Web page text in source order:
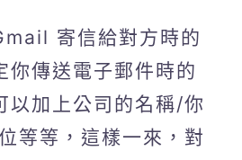
寄信給對方時的
你傳送電子郵件時的
以加上公司的名稱/你
等等，這樣一來，對